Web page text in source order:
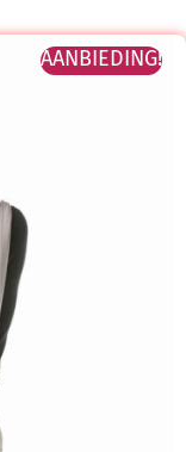
AANBIEDING!